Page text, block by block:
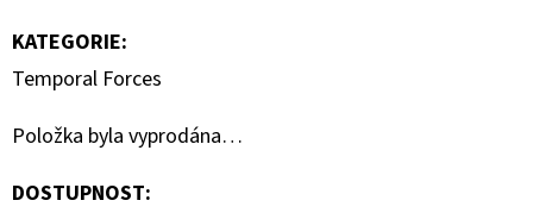
KATEGORIE:
Temporal Forces
Položka byla vyprodána…
DOSTUPNOST: